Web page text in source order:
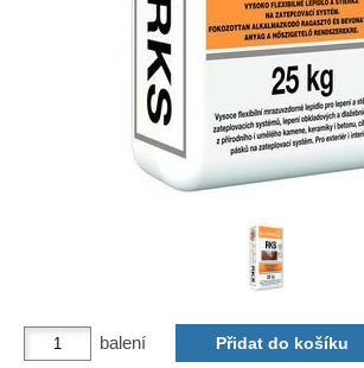
balení